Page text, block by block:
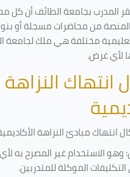
المدرب بجامعة الطائف أن كل
من محاضرات مسجلة أو بنوك
تعليمية مختلفة هي ملك لجامعة
لأي غرض.
انتهاك النزاهة
انتهاك مبادئ النزاهة
: وهو الاستخدام غير المصرح به
الموكلة للمتدربين.